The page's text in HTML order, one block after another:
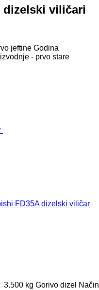
viličari
jeftine Godina
- prvo stare
FD35A dizelski viličar
3.500 kg Gorivo dizel Način